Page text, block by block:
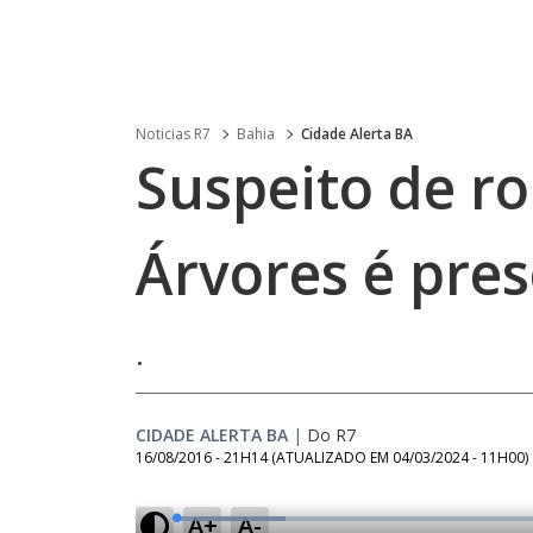
Noticias R7 Bahia Cidade Alerta BA
Suspeito de
Árvores é
.
CIDADE ALERTA BA | Do R7
16/08/2016 - 21H14 (ATUALIZADO EM 04/03/2024 - 11H00)
A+ A-
L